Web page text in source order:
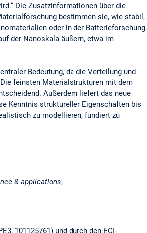
Die Zusatzinformationen über die
bestimmen sie, wie stabil,
oder in der Batterieforschung.
der Nanoskala äußern, etwa im
Bedeutung, da die Verteilung und
feinsten Materialstrukturen mit dem
Außerdem liefert das neue
Kenntnis struktureller Eigenschaften bis
zu modellieren, fundiert zu
& applications,
101125761) und durch den ECI-